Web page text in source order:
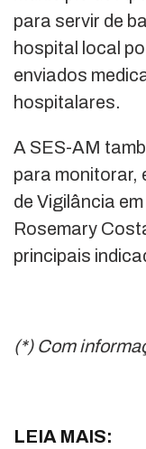
para servir de
hospital local
enviados
hospitalares.
A SES-AM
para monitorar,
de Vigilância
Rosemary
principais
(*) Com
LEIA MAIS: